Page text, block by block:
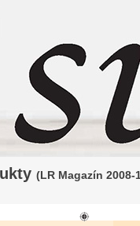
(LR Magazín 2008-